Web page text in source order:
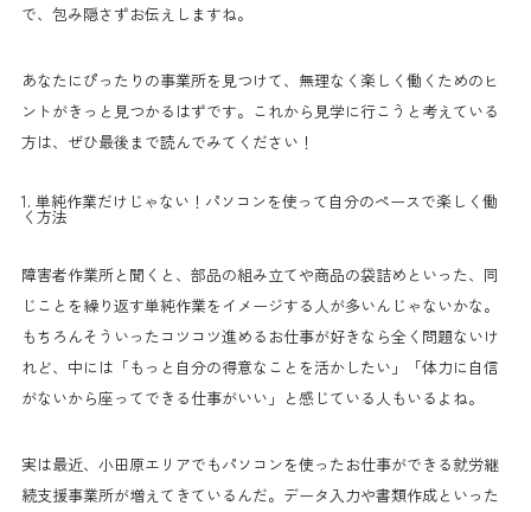
で、包み隠さずお伝えしますね。
あなたにぴったりの事業所を見つけて、無理なく楽しく働くためのヒ
ントがきっと見つかるはずです。これから見学に行こうと考えている
方は、ぜひ最後まで読んでみてください！
1. 単純作業だけじゃない！パソコンを使って自分のペースで楽しく働
く方法
障害者作業所と聞くと、部品の組み立てや商品の袋詰めといった、同
じことを繰り返す単純作業をイメージする人が多いんじゃないかな。
もちろんそういったコツコツ進めるお仕事が好きなら全く問題ないけ
れど、中には「もっと自分の得意なことを活かしたい」「体力に自信
がないから座ってできる仕事がいい」と感じている人もいるよね。
実は最近、小田原エリアでもパソコンを使ったお仕事ができる就労継
続支援事業所が増えてきているんだ。データ入力や書類作成といった